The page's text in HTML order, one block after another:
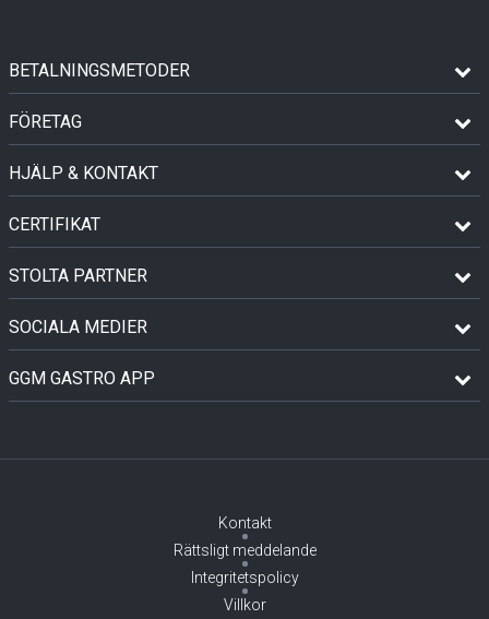
BETALNINGSMETODER
FÖRETAG
HJÄLP & KONTAKT
CERTIFIKAT
STOLTA PARTNER
SOCIALA MEDIER
GGM GASTRO APP
Kontakt
Rättsligt meddelande
Integritetspolicy
Villkor